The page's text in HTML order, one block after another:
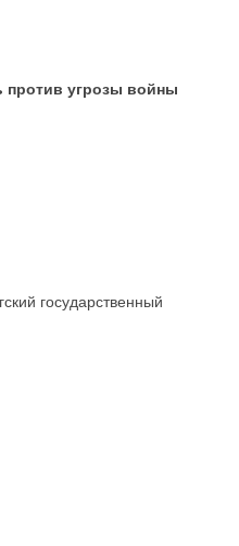
против угрозы войны
государственный